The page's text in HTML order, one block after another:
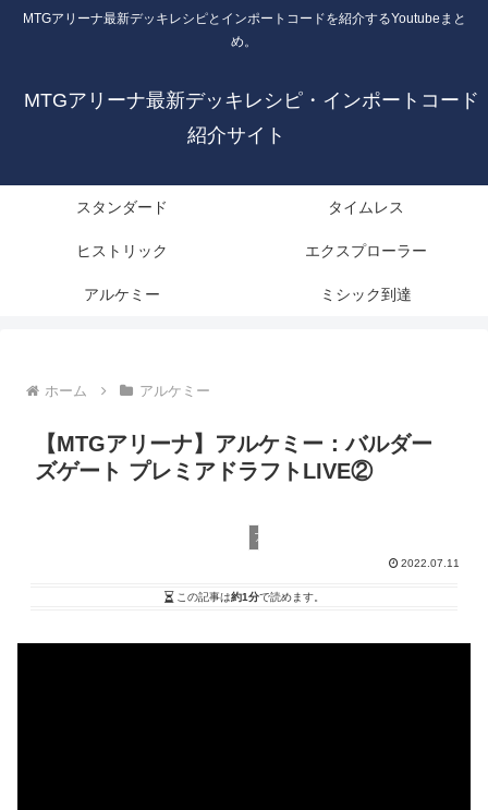
MTGアリーナ最新デッキレシピとインポートコードを紹介するYoutubeまと
め。
MTGアリーナ最新デッキレシピ・インポートコード
紹介サイト
スタンダード タイムレス
ヒストリック エクスプローラー
アルケミー ミシック到達
ホーム アルケミー
【MTGアリーナ】アルケミー：バルダー
ズゲート プレミアドラフトLIVE②
アルケミー
2022.07.11
この記事は約1分で読めます。